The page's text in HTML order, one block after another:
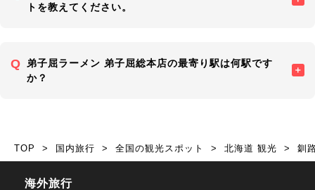
トを教えてください。
弟子屈ラーメン 弟子屈総本店の最寄り駅は何駅です
か？
TOP 国内旅行 全国の観光スポット 北海道 観光 釧
海外旅行